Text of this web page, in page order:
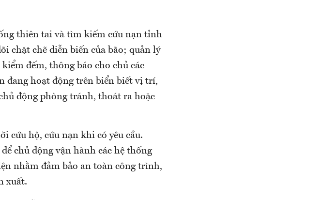
thiên tai và tìm kiếm cứu nạn tỉnh
chặt chẽ diễn biến của bão; quản lý
đếm, thông báo cho chủ các
đang hoạt động trên biển biết vị trí,
động phòng tránh, thoát ra hoặc
cứu hộ, cứu nạn khi có yêu cầu.
chủ động vận hành các hệ thống
nhằm đảm bảo an toàn công trình,
xuất.